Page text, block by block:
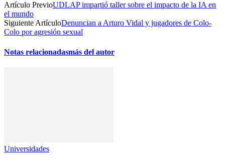
Artículo PrevioUDLAP impartió taller sobre el impacto de la IA en
el mundo
Siguiente ArtículoDenuncian a Arturo Vidal y jugadores de Colo-
Colo por agresión sexual
Notas relacionadasmás del autor
Universidades